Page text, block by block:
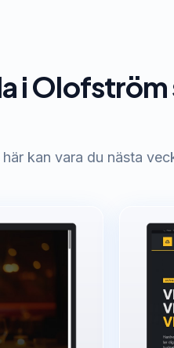
i Olofström
kan vara du nästa